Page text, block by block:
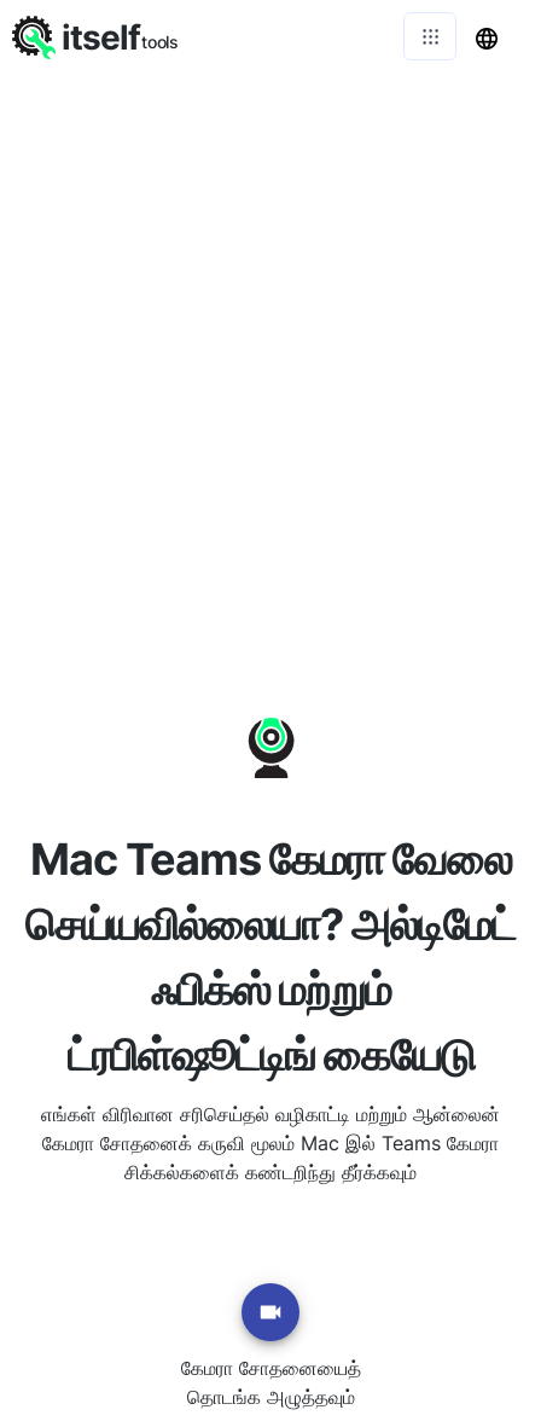
Mac Teams கேமரா வேலை
செய்யவில்லையா? அல்டிமேட்
ஃபிக்ஸ் மற்றும்
ட்ரபிள்ஷூட்டிங் கையேடு
எங்கள் விரிவான சரிசெய்தல் வழிகாட்டி மற்றும் ஆன்லைன்
கேமரா சோதனைக் கருவி மூலம் Mac இல் Teams கேமரா
சிக்கல்களைக் கண்டறிந்து தீர்க்கவும்
கேமரா சோதனையைத்
தொடங்க அழுத்தவும்
itselftools